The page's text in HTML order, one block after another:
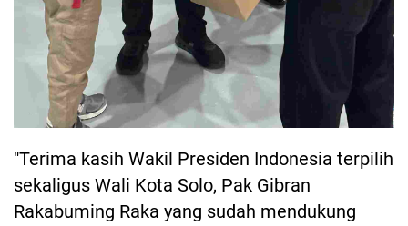
"Terima kasih Wakil Presiden Indonesia terpilih
sekaligus Wali Kota Solo, Pak Gibran
Rakabuming Raka yang sudah mendukung